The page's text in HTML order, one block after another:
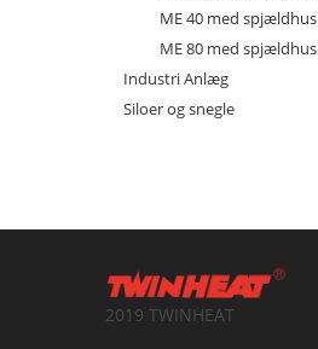
ME 40 med spjældhus
ME 80 med spjældhus
Industri Anlæg
Siloer og snegle
2019 TWINHEAT